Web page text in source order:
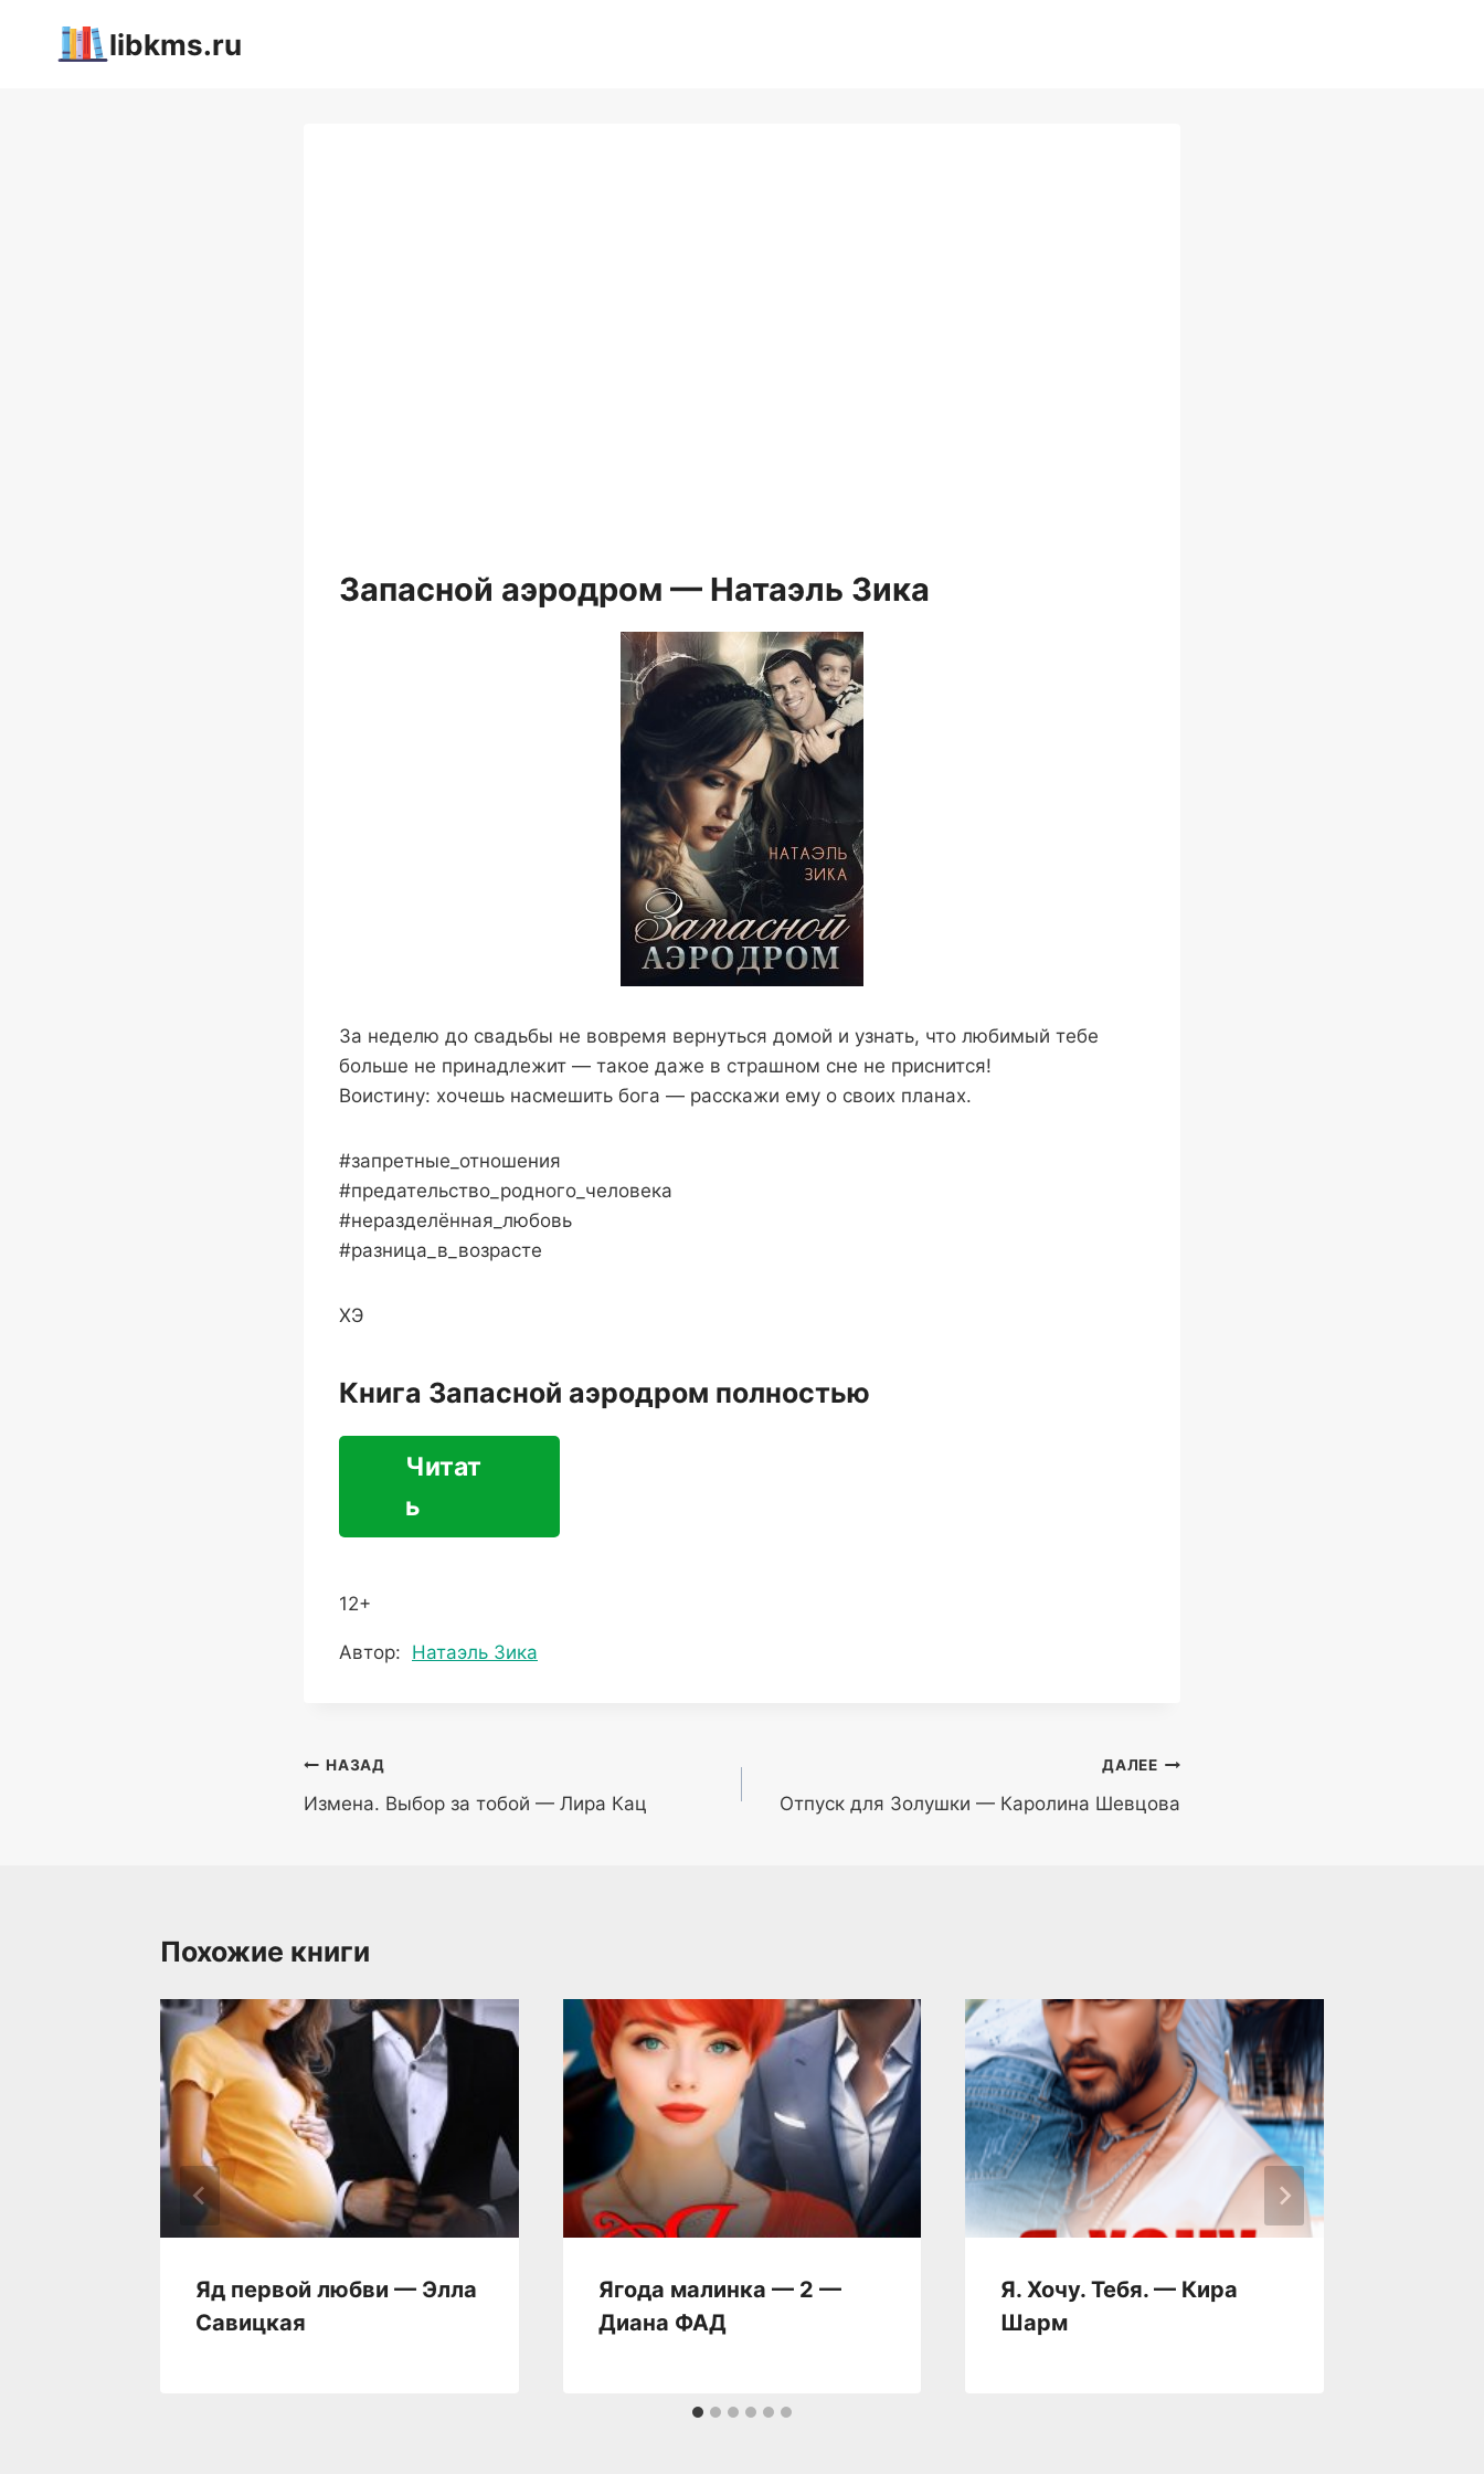
libkms.ru
Запасной аэродром — Натаэль Зика
За неделю до свадьбы не вовремя вернуться домой и узнать, что любимый тебе
больше не принадлежит — такое даже в страшном сне не приснится!
Воистину: хочешь насмешить бога — расскажи ему о своих планах.
#запретные_отношения
#предательство_родного_человека
#неразделённая_любовь
#разница_в_возрасте
ХЭ
Книга Запасной аэродром полностью
Читат
ь
12+
Метки
Автор: Натаэль Зика
Навигация
по
НАЗАД
Измена. Выбор за тобой — Лира Кац
ДАЛЕЕ
Отпуск для Золушки — Каролина Шевцова
Похожие книги
Яд первой любви — Элла
Савицкая
Ягода малинка — 2 —
Диана ФАД
Я. Хочу. Тебя. — Кира
Шарм